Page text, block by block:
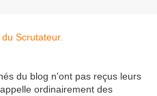
du blog n'ont pas reçus leurs
ordinairement des